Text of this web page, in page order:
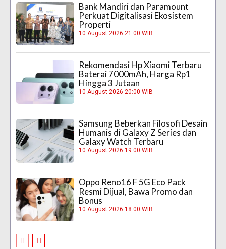
Bank Mandiri dan Paramount
Perkuat Digitalisasi Ekosistem
Properti
10 August 2026 21:00 WIB
Rekomendasi Hp Xiaomi Terbaru
Baterai 7000mAh, Harga Rp1
Hingga 3 Jutaan
10 August 2026 20:00 WIB
Samsung Beberkan Filosofi Desain
Humanis di Galaxy Z Series dan
Galaxy Watch Terbaru
10 August 2026 19:00 WIB
Oppo Reno16 F 5G Eco Pack
Resmi Dijual, Bawa Promo dan
Bonus
10 August 2026 18:00 WIB